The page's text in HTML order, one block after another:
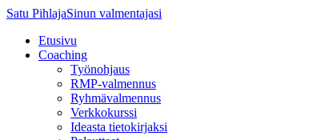
Satu PihlajaSinun valmentajasi
Etusivu
Coaching
Työnohjaus
RMP-valmennus
Ryhmävalmennus
Verkkokurssi
Ideasta tietokirjaksi